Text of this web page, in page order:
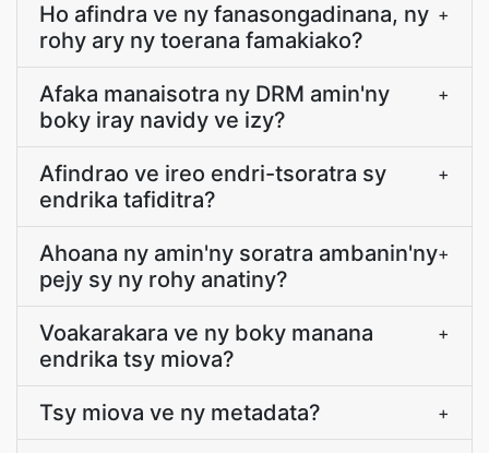
Ho afindra ve ny fanasongadinana, ny
rohy ary ny toerana famakiako?
+
Afaka manaisotra ny DRM amin'ny
boky iray navidy ve izy?
+
Afindrao ve ireo endri-tsoratra sy
endrika tafiditra?
+
Ahoana ny amin'ny soratra ambanin'ny
pejy sy ny rohy anatiny?
+
Voakarakara ve ny boky manana
endrika tsy miova?
+
Tsy miova ve ny metadata? +